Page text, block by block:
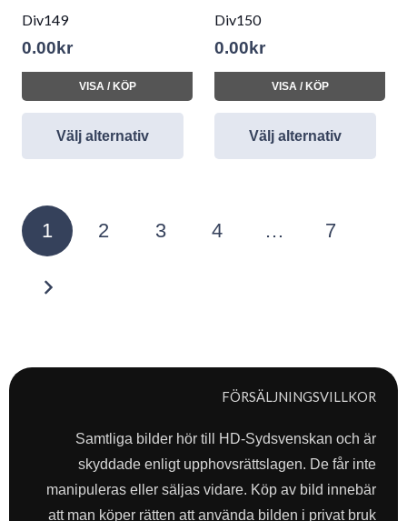
Div149
0.00 kr
VISA / KÖP
Välj alternativ
Div150
0.00 kr
VISA / KÖP
Välj alternativ
Sidnumrering
för
inlägg
1 2 3 4 … 7
FÖRSÄLJNINGSVILLKOR
Samtliga bilder hör till HD-Sydsvenskan och är
skyddade enligt upphovsrättslagen. De får inte
manipuleras eller säljas vidare. Köp av bild innebär
att man köper rätten att använda bilden i privat bruk